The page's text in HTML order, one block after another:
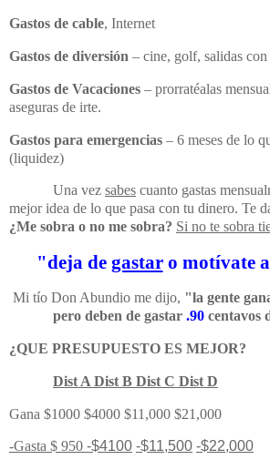
Gastos de cable, Internet
Gastos de diversión – cine, golf, salidas con
Gastos de Vacaciones – prorratéalas
aseguras de irte.
Gastos para emergencias – 6 meses de lo
(liquidez)
Una vez sabes cuanto gastas
mejor idea de lo que pasa con tu dinero. Te
¿Me sobra o no me sobra? Si no te sobra
"deja de gastaro motívate
Mi tío Don Abundio me dijo, "la gente
pero deben de gastar .90centavos
¿QUE PRESUPUESTO ES MEJOR?
Dist A Dist B Dist C Dist D
Gana $1000 $4000 $11,000 $21,000
-Gasta $ 950 -$4100 -$11,500 -$22,000